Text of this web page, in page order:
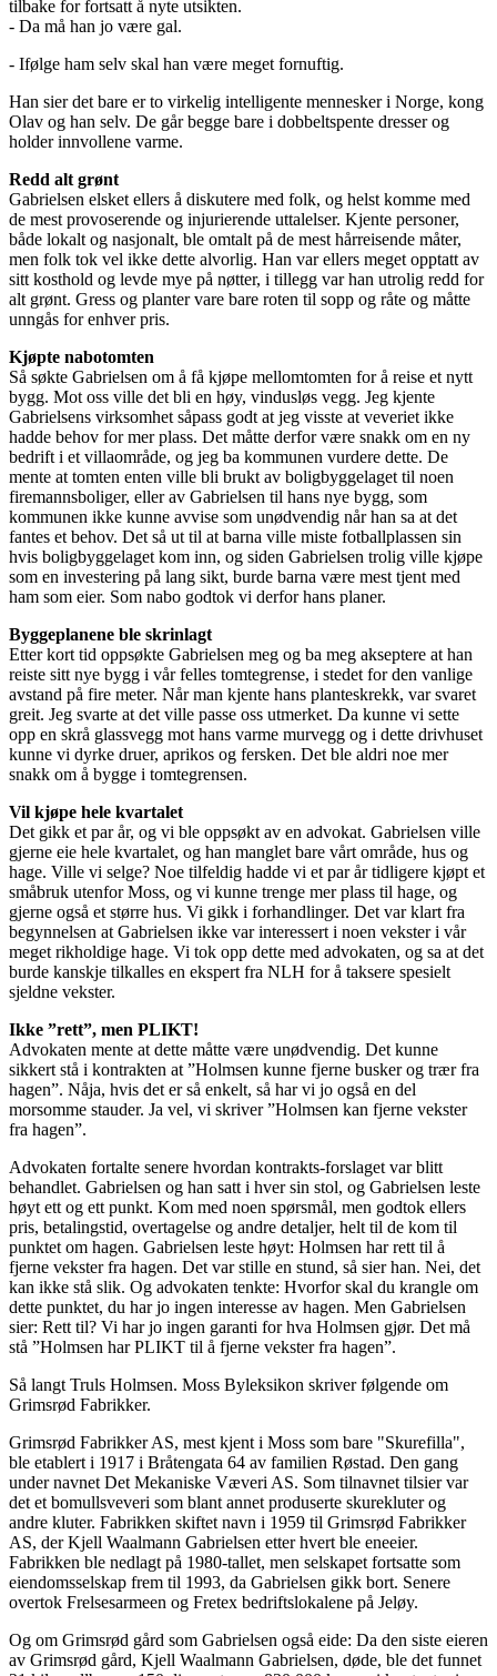
tilbake for fortsatt å nyte utsikten.
- Da må han jo være gal.
- Ifølge ham selv skal han være meget fornuftig.
Han sier det bare er to virkelig intelligente mennesker i Norge, kong
Olav og han selv. De går begge bare i dobbeltspente dresser og
holder innvollene varme.
Redd alt grønt
Gabrielsen elsket ellers å diskutere med folk, og helst komme med
de mest provoserende og injurierende uttalelser. Kjente personer,
både lokalt og nasjonalt, ble omtalt på de mest hårreisende måter,
men folk tok vel ikke dette alvorlig. Han var ellers meget opptatt av
sitt kosthold og levde mye på nøtter, i tillegg var han utrolig redd for
alt grønt. Gress og planter vare bare roten til sopp og råte og måtte
unngås for enhver pris.
Kjøpte nabotomten
Så søkte Gabrielsen om å få kjøpe mellomtomten for å reise et nytt
bygg. Mot oss ville det bli en høy, vindusløs vegg. Jeg kjente
Gabrielsens virksomhet såpass godt at jeg visste at veveriet ikke
hadde behov for mer plass. Det måtte derfor være snakk om en ny
bedrift i et villaområde, og jeg ba kommunen vurdere dette. De
mente at tomten enten ville bli brukt av boligbyggelaget til noen
firemannsboliger, eller av Gabrielsen til hans nye bygg, som
kommunen ikke kunne avvise som unødvendig når han sa at det
fantes et behov. Det så ut til at barna ville miste fotballplassen sin
hvis boligbyggelaget kom inn, og siden Gabrielsen trolig ville kjøpe
som en investering på lang sikt, burde barna være mest tjent med
ham som eier. Som nabo godtok vi derfor hans planer.
Byggeplanene ble skrinlagt
Etter kort tid oppsøkte Gabrielsen meg og ba meg akseptere at han
reiste sitt nye bygg i vår felles tomtegrense, i stedet for den vanlige
avstand på fire meter. Når man kjente hans planteskrekk, var svaret
greit. Jeg svarte at det ville passe oss utmerket. Da kunne vi sette
opp en skrå glassvegg mot hans varme murvegg og i dette drivhuset
kunne vi dyrke druer, aprikos og fersken. Det ble aldri noe mer
snakk om å bygge i tomtegrensen.
Vil kjøpe hele kvartalet
Det gikk et par år, og vi ble oppsøkt av en advokat. Gabrielsen ville
gjerne eie hele kvartalet, og han manglet bare vårt område, hus og
hage. Ville vi selge? Noe tilfeldig hadde vi et par år tidligere kjøpt et
småbruk utenfor Moss, og vi kunne trenge mer plass til hage, og
gjerne også et større hus. Vi gikk i forhandlinger. Det var klart fra
begynnelsen at Gabrielsen ikke var interessert i noen vekster i vår
meget rikholdige hage. Vi tok opp dette med advokaten, og sa at det
burde kanskje tilkalles en ekspert fra NLH for å taksere spesielt
sjeldne vekster.
Ikke ”rett”, men PLIKT!
Advokaten mente at dette måtte være unødvendig. Det kunne
sikkert stå i kontrakten at ”Holmsen kunne fjerne busker og trær fra
hagen”. Nåja, hvis det er så enkelt, så har vi jo også en del
morsomme stauder. Ja vel, vi skriver ”Holmsen kan fjerne vekster
fra hagen”.
Advokaten fortalte senere hvordan kontrakts-forslaget var blitt
behandlet. Gabrielsen og han satt i hver sin stol, og Gabrielsen leste
høyt ett og ett punkt. Kom med noen spørsmål, men godtok ellers
pris, betalingstid, overtagelse og andre detaljer, helt til de kom til
punktet om hagen. Gabrielsen leste høyt: Holmsen har rett til å
fjerne vekster fra hagen. Det var stille en stund, så sier han. Nei, det
kan ikke stå slik. Og advokaten tenkte: Hvorfor skal du krangle om
dette punktet, du har jo ingen interesse av hagen. Men Gabrielsen
sier: Rett til? Vi har jo ingen garanti for hva Holmsen gjør. Det må
stå ”Holmsen har PLIKT til å fjerne vekster fra hagen”.
Så langt Truls Holmsen. Moss Byleksikon skriver følgende om
Grimsrød Fabrikker.
Grimsrød Fabrikker AS, mest kjent i Moss som bare "Skurefilla",
ble etablert i 1917 i Bråtengata 64 av familien Røstad. Den gang
under navnet Det Mekaniske Væveri AS. Som tilnavnet tilsier var
det et bomullsveveri som blant annet produserte skurekluter og
andre kluter. Fabrikken skiftet navn i 1959 til Grimsrød Fabrikker
AS, der Kjell Waalmann Gabrielsen etter hvert ble eneeier.
Fabrikken ble nedlagt på 1980-tallet, men selskapet fortsatte som
eiendomsselskap frem til 1993, da Gabrielsen gikk bort. Senere
overtok Frelsesarmeen og Fretex bedriftslokalene på Jeløy.
Og om Grimsrød gård som Gabrielsen også eide: Da den siste eieren
av Grimsrød gård, Kjell Waalmann Gabrielsen, døde, ble det funnet